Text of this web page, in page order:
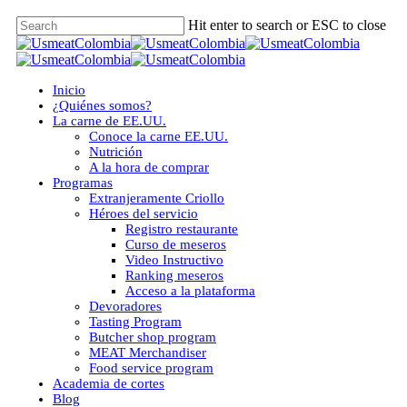
Skip
to
main
Hit enter to search or ESC to close
Close
Search
Menu
Inicio
¿Quiénes somos?
La carne de EE.UU.
Conoce la carne EE.UU.
Nutrición
A la hora de comprar
Programas
Extranjeramente Criollo
Héroes del servicio
Registro restaurante
Curso de meseros
Video Instructivo
Ranking meseros
Acceso a la plataforma
Devoradores
Tasting Program
Butcher shop program
MEAT Merchandiser
Food service program
Academia de cortes
Blog